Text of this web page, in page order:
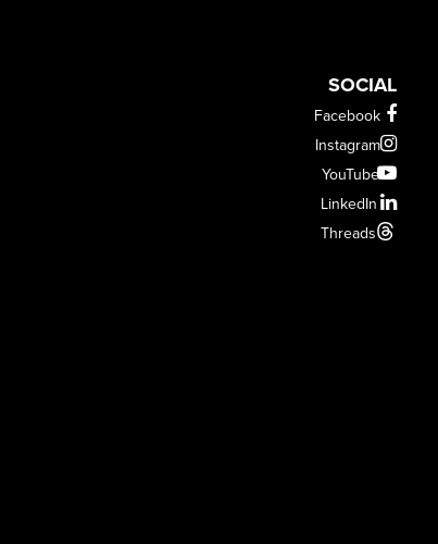
SOCIAL
Facebook
Instagram
YouTube
LinkedIn
Threads